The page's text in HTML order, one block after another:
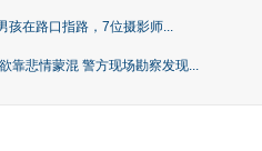
孩在路口指路，7位摄影师...
靠悲情蒙混 警方现场勘察发现...